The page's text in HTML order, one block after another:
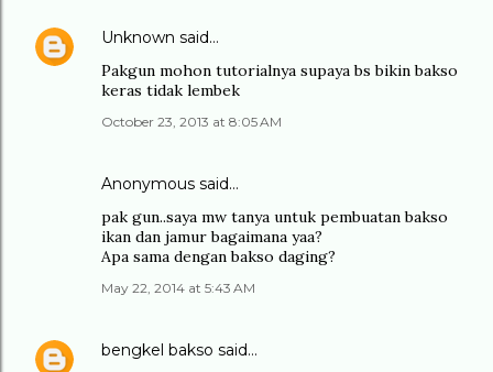
Unknown said…
Pakgun mohon tutorialnya supaya bs bikin bakso
keras tidak lembek
October 23, 2013 at 8:05 AM
Anonymous said…
pak gun..saya mw tanya untuk pembuatan bakso
ikan dan jamur bagaimana yaa?
Apa sama dengan bakso daging?
May 22, 2014 at 5:43 AM
bengkel bakso said…